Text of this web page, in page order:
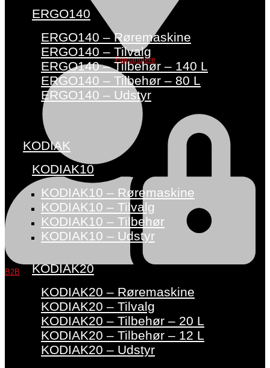
Forhandlere
B2B
ERGO140
ERGO140 – Røremaskine
ERGO140 – Tilvalg
ERGO140 – Tilbehør – 140 L
ERGO140 – Tilbehør – 80 L
ERGO140 – Udstyr
KODIAK
KODIAK10
KODIAK10 – Røremaskine
KODIAK10 – Tilvalg
KODIAK10 – Tilbehør
KODIAK10 – Udstyr
KODIAK20
KODIAK20 – Røremaskine
KODIAK20 – Tilvalg
KODIAK20 – Tilbehør – 20 L
KODIAK20 – Tilbehør – 12 L
KODIAK20 – Udstyr